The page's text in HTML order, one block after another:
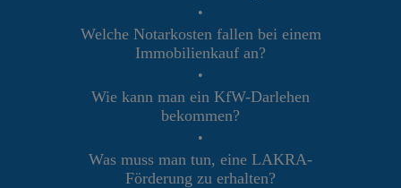
•
Welche Notarkosten fallen bei einem
Immobilienkauf an?
•
Wie kann man ein KfW-Darlehen
bekommen?
•
Was muss man tun, eine LAKRA-
Förderung zu erhalten?